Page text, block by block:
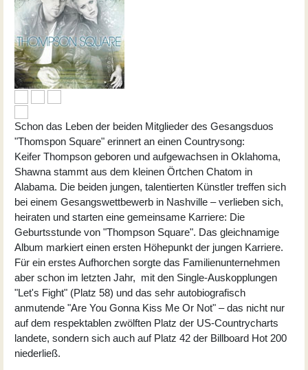
Schon das Leben der beiden Mitglieder des Gesangsduos
"Thomspon Square" erinnert an einen Countrysong:
Keifer Thompson geboren und aufgewachsen in Oklahoma,
Shawna stammt aus dem kleinen Örtchen Chatom in
Alabama. Die beiden jungen, talentierten Künstler treffen sich
bei einem Gesangswettbewerb in Nashville – verlieben sich,
heiraten und starten eine gemeinsame Karriere: Die
Geburtsstunde von "Thompson Square". Das gleichnamige
Album markiert einen ersten Höhepunkt der jungen Karriere.
Für ein erstes Aufhorchen sorgte das Familienunternehmen
aber schon im letzten Jahr, mit den Single-Auskopplungen
"Let's Fight" (Platz 58) und das sehr autobiografisch
anmutende "Are You Gonna Kiss Me Or Not" – das nicht nur
auf dem respektablen zwölften Platz der US-Countrycharts
landete, sondern sich auch auf Platz 42 der Billboard Hot 200
niederließ.